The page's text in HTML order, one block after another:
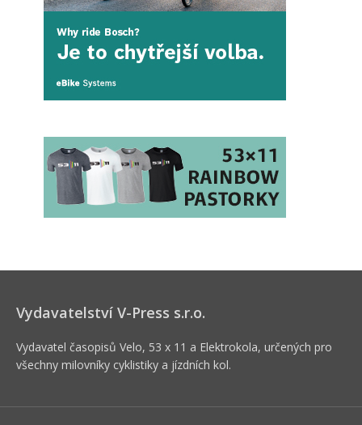
Vydavatelství V-Press s.r.o.
Vydavatel časopisů Velo, 53 x 11 a Elektrokola, určených pro
všechny milovníky cyklistiky a jízdních kol.